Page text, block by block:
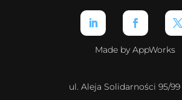
Made by AppWorks
ul. Aleja Solidarności 95/